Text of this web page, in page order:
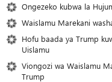
Ongezeko kubwa la
Waislamu Marekani
Hofu baada ya Trump
Uislamu
Viongozi wa Waislamu
Trump